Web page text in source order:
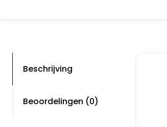
Beschrijving
Beoordelingen (0)